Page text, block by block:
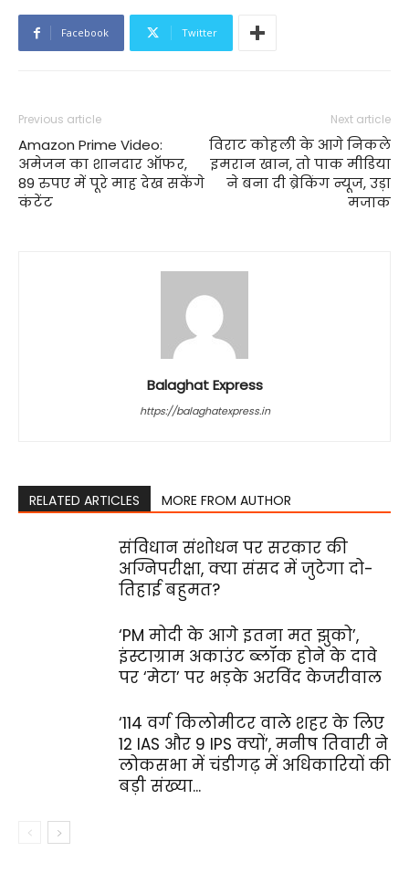
Facebook Twitter
Previous article
Amazon Prime Video:
अमेजन का शानदार ऑफर,
89 रुपए में पूरे माह देख सकेंगे
कंटेंट
Next article
विराट कोहली के आगे निकले
इमरान खान, तो पाक मीडिया
ने बना दी ब्रेकिंग न्यूज, उड़ा
मजाक
Balaghat Express
https://balaghatexpress.in
RELATED ARTICLES MORE FROM AUTHOR
संविधान संशोधन पर सरकार की
अग्निपरीक्षा, क्या संसद में जुटेगा दो-
तिहाई बहुमत?
‘PM मोदी के आगे इतना मत झुको’,
इंस्टाग्राम अकाउंट ब्लॉक होने के दावे
पर ‘मेटा’ पर भड़के अरविंद केजरीवाल
‘114 वर्ग किलोमीटर वाले शहर के लिए
12 IAS और 9 IPS क्यों’, मनीष तिवारी ने
लोकसभा में चंडीगढ़ में अधिकारियों की
बड़ी संख्या...